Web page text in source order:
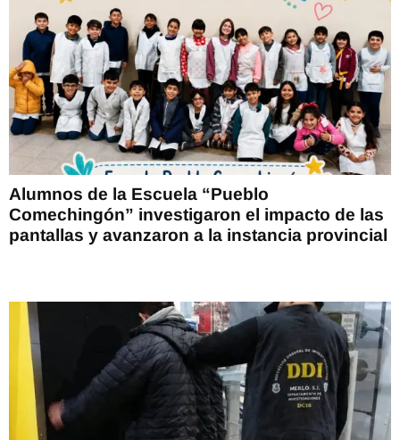
Alumnos de la Escuela “Pueblo
Comechingón” investigaron el impacto de las
pantallas y avanzaron a la instancia provincial